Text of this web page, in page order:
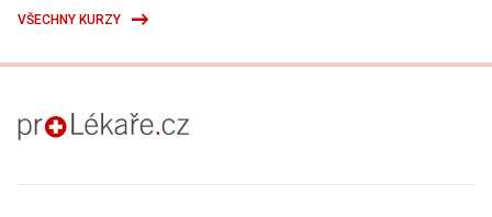
VŠECHNY KURZY
proLékaře.cz